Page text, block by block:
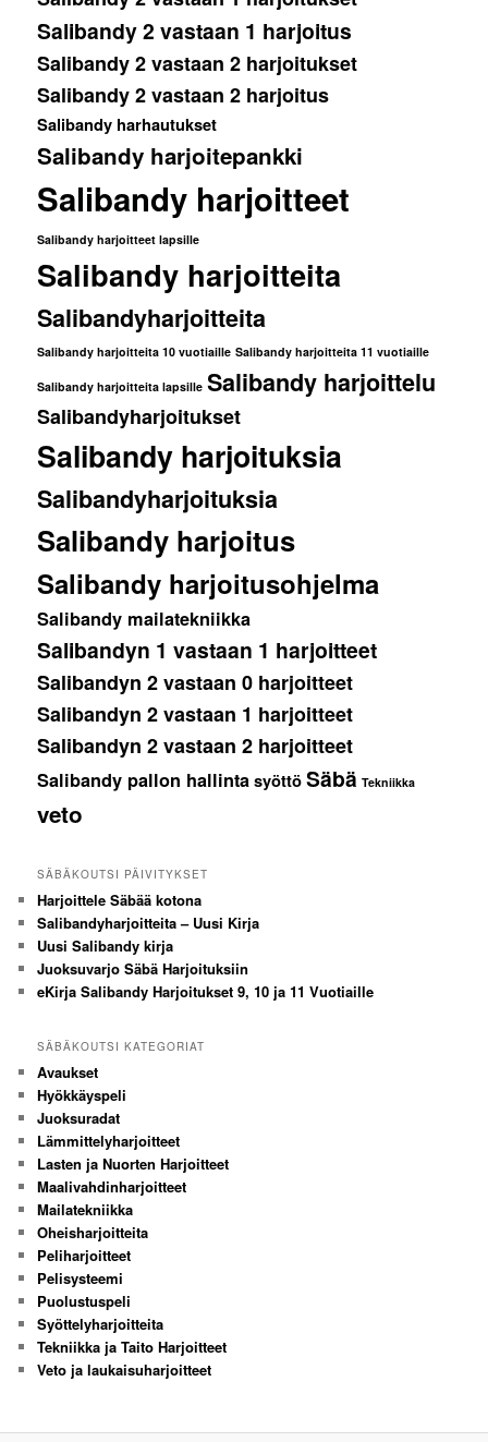
Salibandy 2 vastaan 1 harjoitus
Salibandy 2 vastaan 2 harjoitukset
Salibandy 2 vastaan 2 harjoitus
Salibandy harhautukset
Salibandy harjoitepankki
Salibandy harjoitteet
Salibandy harjoitteet lapsille
Salibandy harjoitteita
Salibandyharjoitteita
Salibandy harjoitteita 10 vuotiaille Salibandy harjoitteita 11 vuotiaille
Salibandy harjoitteita lapsille Salibandy harjoittelu
Salibandyharjoitukset
Salibandy harjoituksia
Salibandyharjoituksia
Salibandy harjoitus
Salibandy harjoitusohjelma
Salibandy mailatekniikka
Salibandyn 1 vastaan 1 harjoitteet
Salibandyn 2 vastaan 0 harjoitteet
Salibandyn 2 vastaan 1 harjoitteet
Salibandyn 2 vastaan 2 harjoitteet
Salibandy pallon hallintasyöttöSäbä Tekniikka
veto
SÄBÄKOUTSI PÄIVITYKSET
Harjoittele Säbää kotona
Salibandyharjoitteita – Uusi Kirja
Uusi Salibandy kirja
Juoksuvarjo Säbä Harjoituksiin
eKirja Salibandy Harjoitukset 9, 10 ja 11 Vuotiaille
SÄBÄKOUTSI KATEGORIAT
Avaukset
Hyökkäyspeli
Juoksuradat
Lämmittelyharjoitteet
Lasten ja Nuorten Harjoitteet
Maalivahdinharjoitteet
Mailatekniikka
Oheisharjoitteita
Peliharjoitteet
Pelisysteemi
Puolustuspeli
Syöttelyharjoitteita
Tekniikka ja Taito Harjoitteet
Veto ja laukaisuharjoitteet